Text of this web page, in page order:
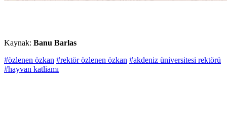
Kaynak: Banu Barlas
#özlenen özkan #rektör özlenen özkan #akdeniz üniversitesi rektörü
#hayvan katliamı